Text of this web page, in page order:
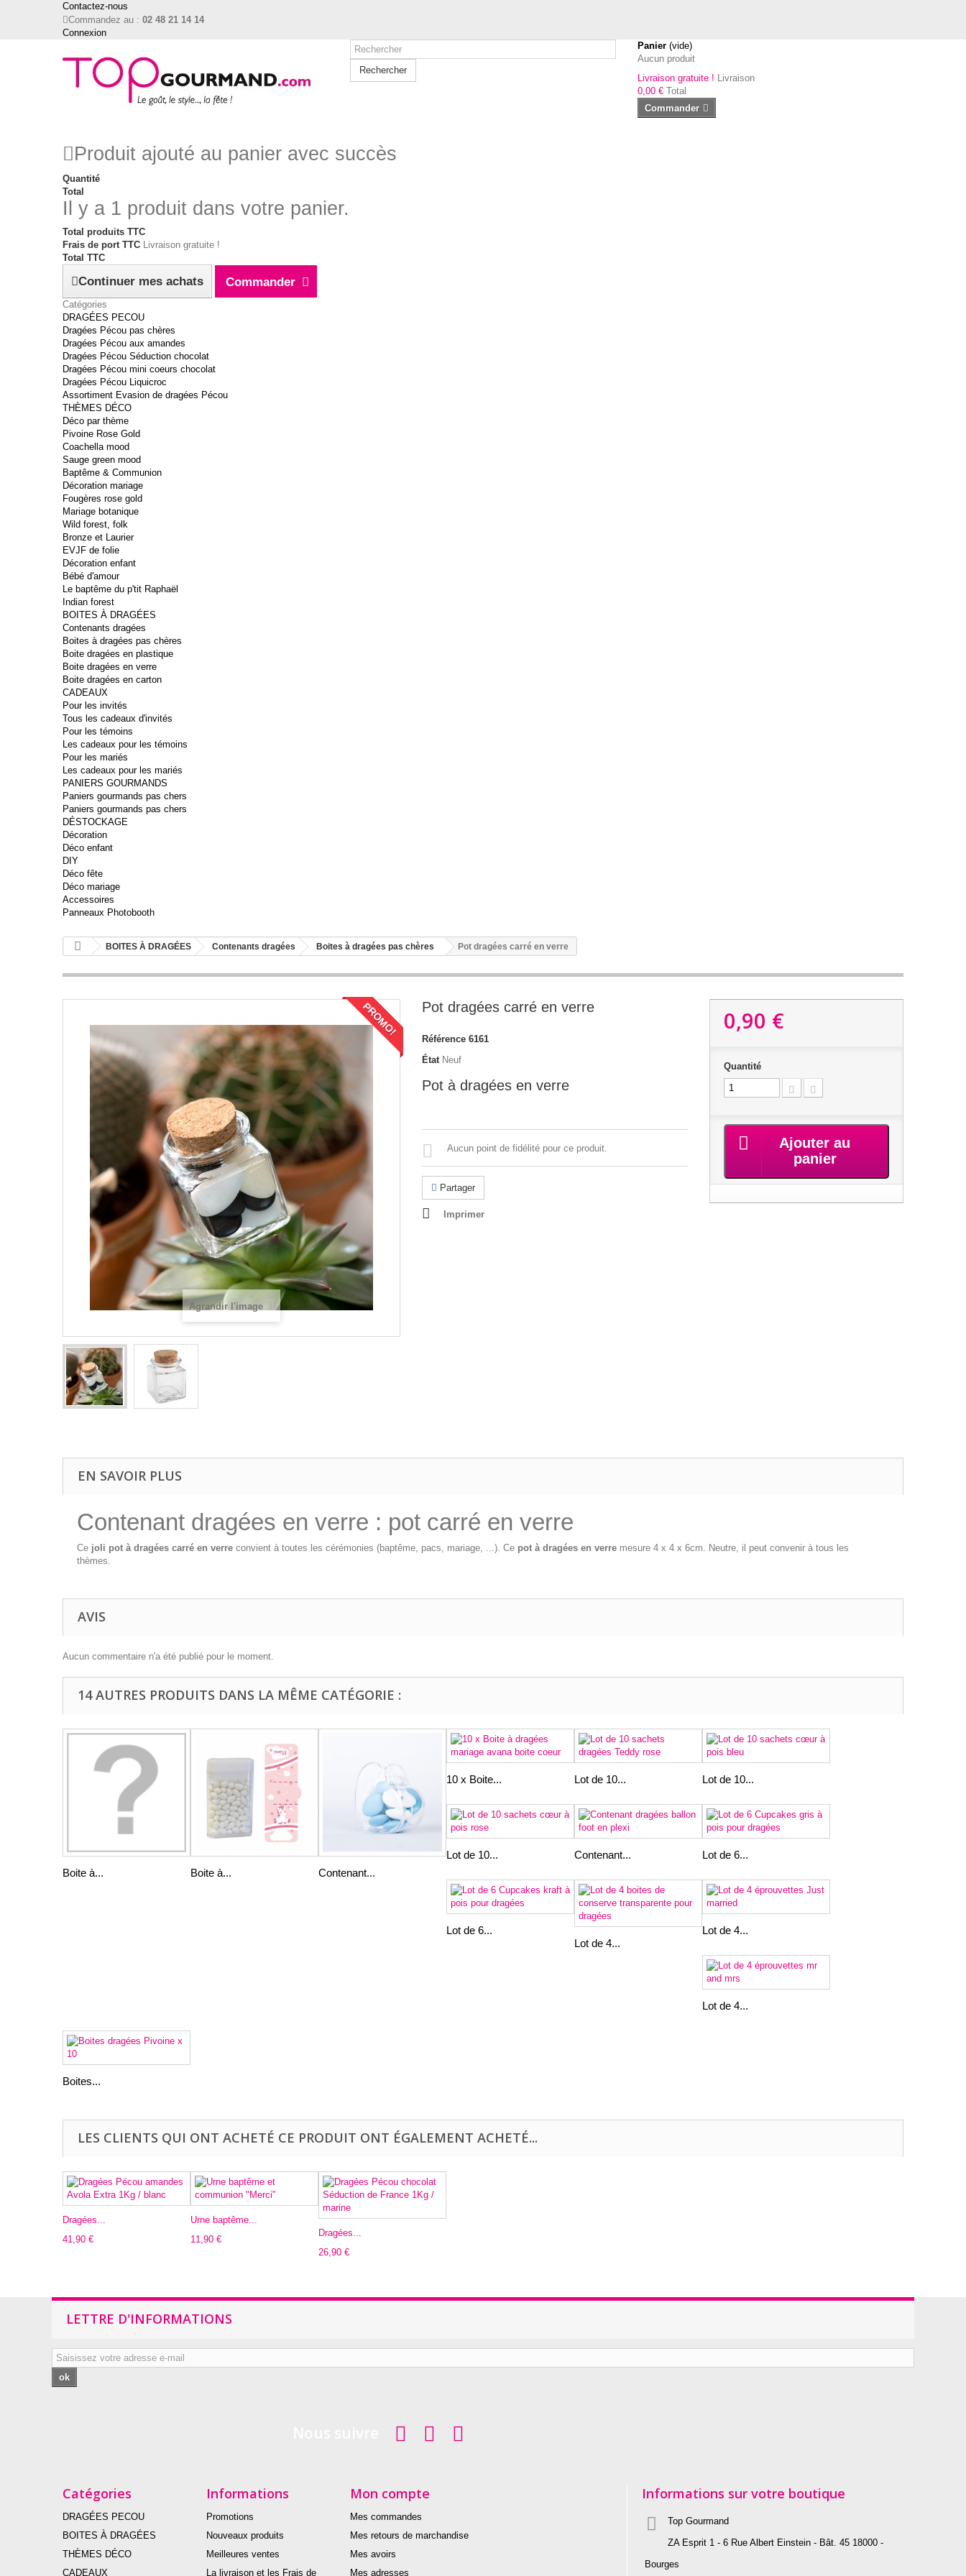
Contactez-nous
Commandez au : 02 48 21 14 14
Connexion
Rechercher
Panier (vide)
Aucun produit
Livraison gratuite ! Livraison
0,00 € Total
Commander
Produit ajouté au panier avec succès
Quantité
Total
Il y a 1 produit dans votre panier.
Total produits TTC
Frais de port TTC Livraison gratuite !
Total TTC
Continuer mes achats Commander
Catégories
DRAGÉES PECOU
Dragées Pécou pas chères
Dragées Pécou aux amandes
Dragées Pécou Séduction chocolat
Dragées Pécou mini coeurs chocolat
Dragées Pécou Liquicroc
Assortiment Evasion de dragées Pécou
THÈMES DÉCO
Déco par thème
Pivoine Rose Gold
Coachella mood
Sauge green mood
Baptême & Communion
Décoration mariage
Fougères rose gold
Mariage botanique
Wild forest, folk
Bronze et Laurier
EVJF de folie
Décoration enfant
Bébé d'amour
Le baptême du p'tit Raphaël
Indian forest
BOITES À DRAGÉES
Contenants dragées
Boites à dragées pas chères
Boite dragées en plastique
Boite dragées en verre
Boite dragées en carton
CADEAUX
Pour les invités
Tous les cadeaux d'invités
Pour les témoins
Les cadeaux pour les témoins
Pour les mariés
Les cadeaux pour les mariés
PANIERS GOURMANDS
Paniers gourmands pas chers
Paniers gourmands pas chers
DÉSTOCKAGE
Décoration
Déco enfant
DIY
Déco fête
Déco mariage
Accessoires
Panneaux Photobooth
BOITES À DRAGÉES Contenants dragées Boites à dragées pas chères Pot dragées carré en verre
PROMO!
Agrandir l'image
Pot dragées carré en verre
Référence 6161
État Neuf
Pot à dragées en verre
Aucun point de fidélité pour ce produit.
Partager
Imprimer
0,90 €
Quantité
Ajouter au
panier
EN SAVOIR PLUS
Contenant dragées en verre : pot carré en verre
Ce joli pot à dragées carré en verre convient à toutes les cérémonies (baptême, pacs, mariage, ...). Ce pot à dragées en verre mesure 4 x 4 x 6cm. Neutre, il peut convenir à tous les
thèmes.
AVIS
Aucun commentaire n'a été publié pour le moment.
14 AUTRES PRODUITS DANS LA MÊME CATÉGORIE :
Boite à... Boite à... Contenant...
10 x Boite... Lot de 10... Lot de 10...
Lot de 10... Contenant... Lot de 6...
Lot de 6...
Lot de 4...
Lot de 4...
Lot de 4...
Boites...
LES CLIENTS QUI ONT ACHETÉ CE PRODUIT ONT ÉGALEMENT ACHETÉ...
Dragées...
41,90 €
Urne baptême...
11,90 €
Dragées...
26,90 €
LETTRE D'INFORMATIONS
ok
Catégories
DRAGÉES PECOU
BOITES À DRAGÉES
THÈMES DÉCO
CADEAUX
Informations
Promotions
Nouveaux produits
Meilleures ventes
La livraison et les Frais de
Mon compte
Mes commandes
Mes retours de marchandise
Mes avoirs
Mes adresses
Informations sur votre boutique
Top Gourmand
ZA Esprit 1 - 6 Rue Albert Einstein - Bât. 45 18000 -
Bourges